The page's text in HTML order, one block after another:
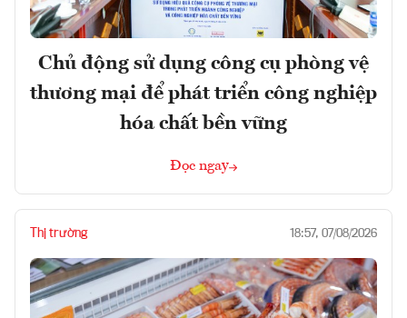
Chủ động sử dụng công cụ phòng vệ
thương mại để phát triển công nghiệp
hóa chất bền vững
Đọc ngay
Thị trường 18:57, 07/08/2026